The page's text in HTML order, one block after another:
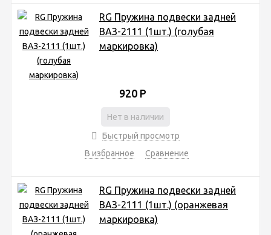
RG Пружина подвески задней
ВАЗ-2111 (1шт.) (голубая
маркировка)
920 Р
Нет в наличии
Быстрый просмотр
В избранное
Сравнение
RG Пружина подвески задней
ВАЗ-2111 (1шт.) (оранжевая
маркировка)